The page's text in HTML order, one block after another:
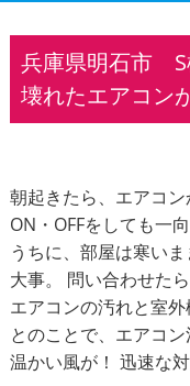
兵庫県明石市 S
壊れたエアコン
朝起きたら、エアコ
ON・OFFをしても一
うちに、部屋は寒い
大事。 問い合わせた
エアコンの汚れと室
とのことで、エアコ
温かい風が！ 迅速な